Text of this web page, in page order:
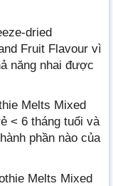
dried
Fruit Flavour vì
năng nhai được
Melts Mixed
< 6 tháng tuổi và
phần nào của
Melts Mixed